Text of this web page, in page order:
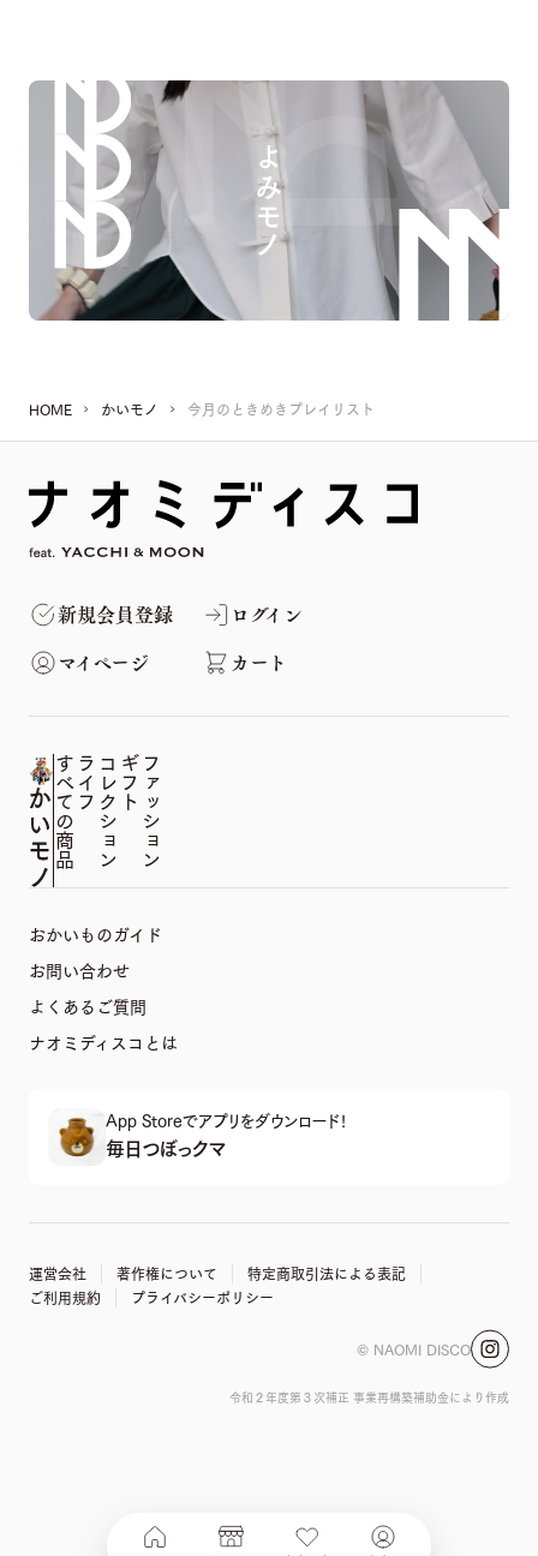
よみモノ
HOME かいモノ 今月のときめきプレイリスト
新規会員登録
ログイン
マイページ
カート
すべての商品ライフコレクションギフトファッション
おかいものガイド
お問い合わせ
よくあるご質問
ナオミディスコとは
App Storeでアプリをダウンロード!
毎日つぼっクマ
運営会社 著作権について
特定商取引法による表記
ご利用規約
プライバシーポリシー
© NAOMI DISCO
令和２年度第３次補正 事業再構築補助金により作成